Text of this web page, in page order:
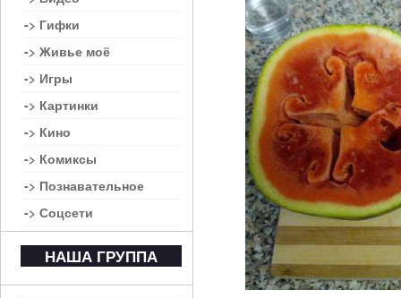
-> Гифки
-> Живье моё
-> Игры
-> Картинки
-> Кино
-> Комиксы
-> Познавательное
-> Соцсети
НАША ГРУППА